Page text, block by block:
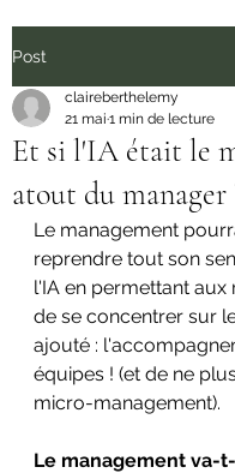
Post
Et si l'IA était le
atout du manager
claireberthelemy
21 mai 1 min de lecture
Le management
reprendre tout son
l'IA en permettant aux
de se concentrer sur
ajouté :
équipes ! (et de ne
micro-management).
Le management va-